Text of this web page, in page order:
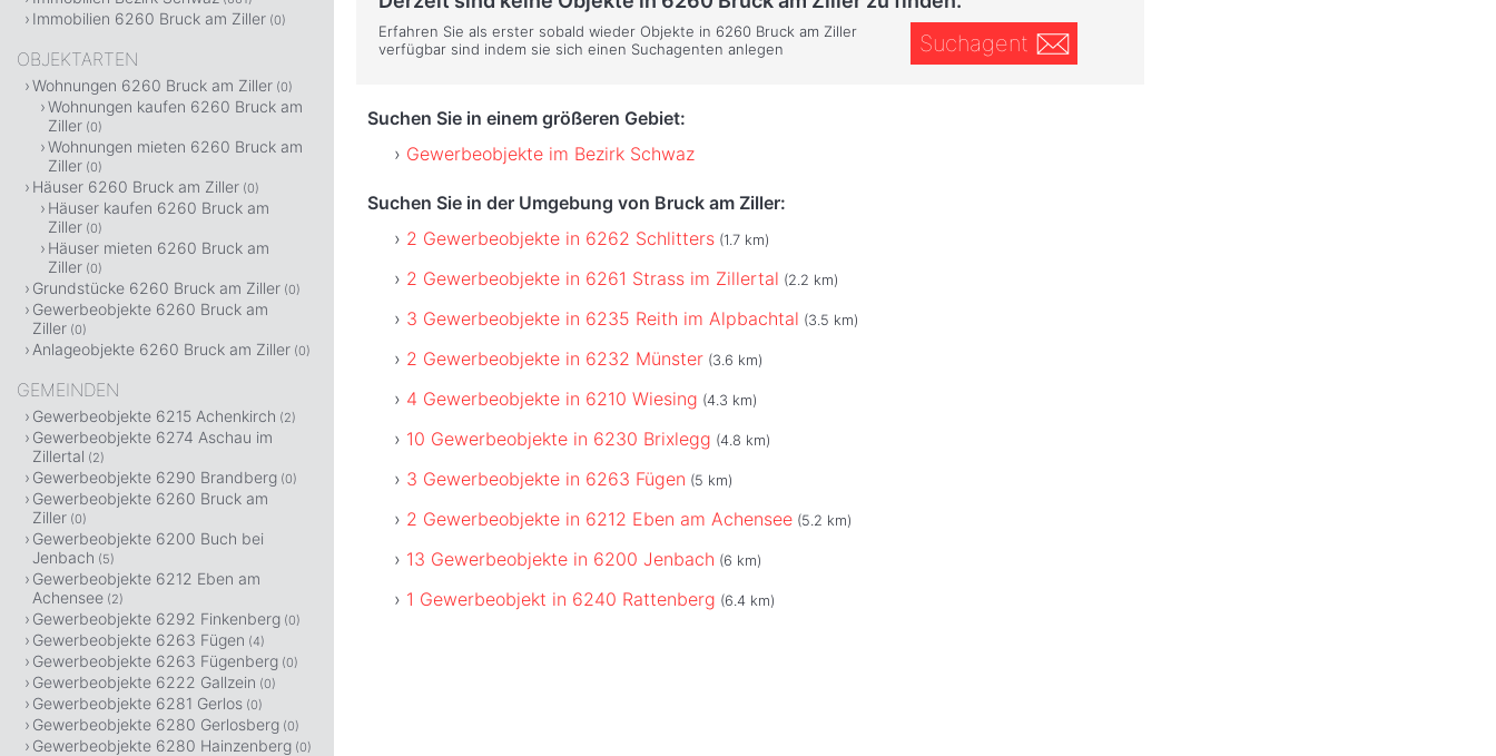
Erfahren Sie als erster sobald wieder Objekte in 6260 Bruck am Ziller
verfügbar sind indem sie sich einen Suchagenten anlegen
Suchagent
Suchen Sie in einem größeren Gebiet:
Gewerbeobjekte im Bezirk Schwaz
Suchen Sie in der Umgebung von Bruck am Ziller:
2 Gewerbeobjekte in 6262 Schlitters (1.7 km)
2 Gewerbeobjekte in 6261 Strass im Zillertal (2.2 km)
3 Gewerbeobjekte in 6235 Reith im Alpbachtal (3.5 km)
2 Gewerbeobjekte in 6232 Münster (3.6 km)
4 Gewerbeobjekte in 6210 Wiesing (4.3 km)
10 Gewerbeobjekte in 6230 Brixlegg (4.8 km)
3 Gewerbeobjekte in 6263 Fügen (5 km)
2 Gewerbeobjekte in 6212 Eben am Achensee (5.2 km)
13 Gewerbeobjekte in 6200 Jenbach (6 km)
1 Gewerbeobjekt in 6240 Rattenberg (6.4 km)
Immobilien 6260 Bruck am Ziller (0)
OBJEKTARTEN
Wohnungen 6260 Bruck am Ziller (0)
Wohnungen kaufen 6260 Bruck am
Ziller (0)
Wohnungen mieten 6260 Bruck am
Ziller (0)
Häuser 6260 Bruck am Ziller (0)
Häuser kaufen 6260 Bruck am
Ziller (0)
Häuser mieten 6260 Bruck am
Ziller (0)
Grundstücke 6260 Bruck am Ziller (0)
Gewerbeobjekte 6260 Bruck am
Ziller (0)
Anlageobjekte 6260 Bruck am Ziller (0)
GEMEINDEN
Gewerbeobjekte 6215 Achenkirch (2)
Gewerbeobjekte 6274 Aschau im
Zillertal (2)
Gewerbeobjekte 6290 Brandberg (0)
Gewerbeobjekte 6260 Bruck am
Ziller (0)
Gewerbeobjekte 6200 Buch bei
Jenbach (5)
Gewerbeobjekte 6212 Eben am
Achensee (2)
Gewerbeobjekte 6292 Finkenberg (0)
Gewerbeobjekte 6263 Fügen (4)
Gewerbeobjekte 6263 Fügenberg (0)
Gewerbeobjekte 6222 Gallzein (0)
Gewerbeobjekte 6281 Gerlos (0)
Gewerbeobjekte 6280 Gerlosberg (0)
Gewerbeobjekte 6280 Hainzenberg (0)